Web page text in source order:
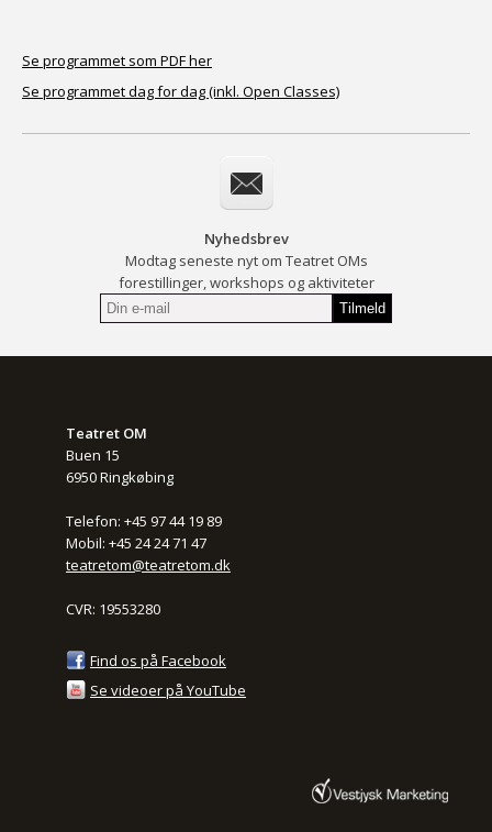
Se programmet som PDF her
Se programmet dag for dag (inkl. Open Classes)
Nyhedsbrev
Modtag seneste nyt om Teatret OMs
forestillinger, workshops og aktiviteter
Teatret OM
Buen 15
6950 Ringkøbing
Telefon: +45 97 44 19 89
Mobil: +45 24 24 71 47
teatretom@teatretom.dk
CVR: 19553280
Find os på Facebook
Se videoer på YouTube